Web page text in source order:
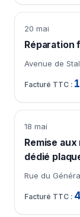
20 mai
Avenue de
18 mai
Remise
dédié
Rue du